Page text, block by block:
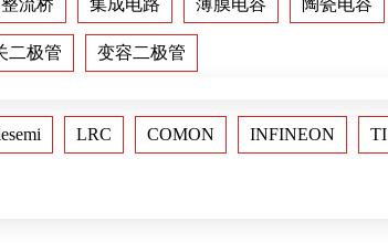
整流桥 集成电路 薄膜电容 陶瓷电容
二极管 变容二极管
LRC COMON INFINEON TI